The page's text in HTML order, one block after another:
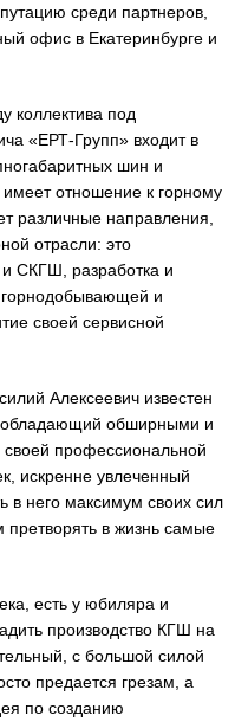
среди партнеров,
офис в Екатеринбурге и
коллектива под
«ЕРТ-Групп» входит в
шин и
отношение к горному
различные направления,
отрасли: это
СКГШ, разработка и
горнодобывающей и
своей сервисной
Алексеевич известен
обладающий обширными и
профессиональной
искренне увлеченный
в него максимум своих сил
претворять в жизнь самые
есть у юбиляра и
производство КГШ на
с большой силой
предается грезам, а
по созданию